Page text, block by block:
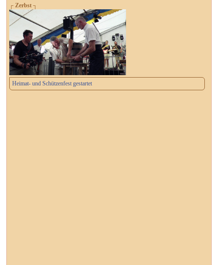
┌ Zerbst ┐
Heimat- und Schützenfest gestartet